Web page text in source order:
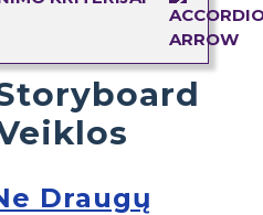
Draugų